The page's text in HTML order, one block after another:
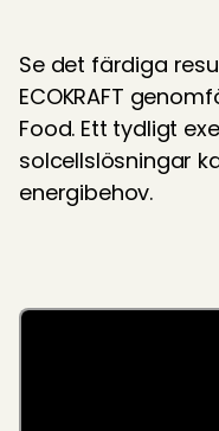
Se det färdiga
ECOKRAFT
Food. Ett tydligt
solcellslösningar
energibehov.